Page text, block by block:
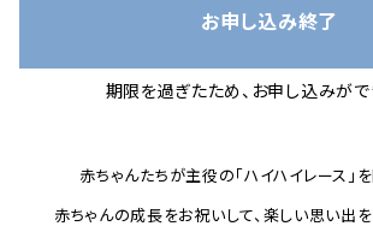
お申し込み終了
期限を過ぎたため、お申し込みがで
赤ちゃんたちが主役の「ハイハイレース」
赤ちゃんの成長をお祝いして、楽しい思い出